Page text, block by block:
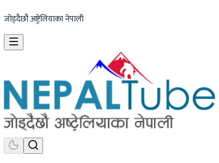
जोड्दैछौ अष्ट्रेलियाका नेपाली